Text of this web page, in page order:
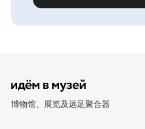
博物馆、展览及远足聚合器